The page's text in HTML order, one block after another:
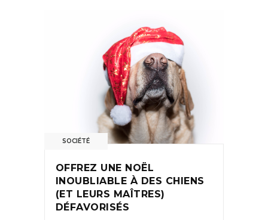
SOCIÉTÉ
OFFREZ UNE NOËL
INOUBLIABLE À DES CHIENS
(ET LEURS MAÎTRES)
DÉFAVORISÉS